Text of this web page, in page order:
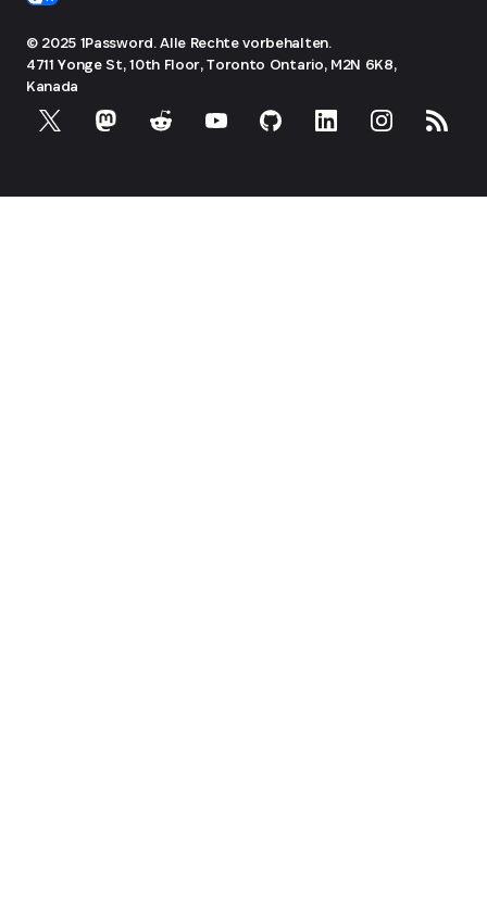
© 2025 1Password. Alle Rechte vorbehalten.
4711 Yonge St, 10th Floor, Toronto Ontario, M2N 6K8,
Kanada